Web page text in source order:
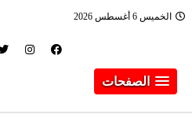
الخميس 6 أغسطس 2026
الصفحات